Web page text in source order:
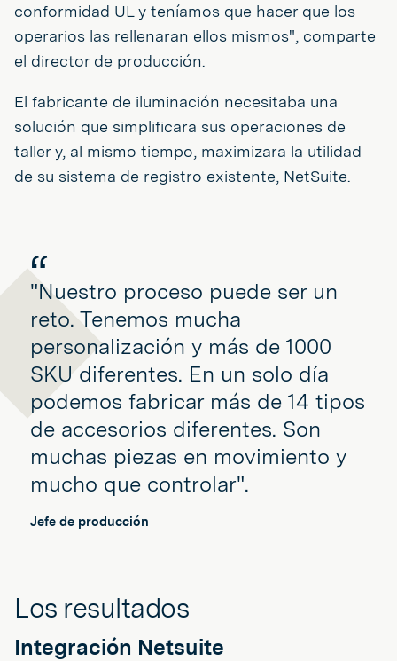
conformidad UL y teníamos que hacer que los
operarios las rellenaran ellos mismos", comparte
el director de producción.
El fabricante de iluminación necesitaba una
solución que simplificara sus operaciones de
taller y, al mismo tiempo, maximizara la utilidad
de su sistema de registro existente, NetSuite.
"Nuestro proceso puede ser un
reto. Tenemos mucha
personalización y más de 1000
SKU diferentes. En un solo día
podemos fabricar más de 14 tipos
de accesorios diferentes. Son
muchas piezas en movimiento y
mucho que controlar".
Jefe de producción
Los resultados
Integración Netsuite